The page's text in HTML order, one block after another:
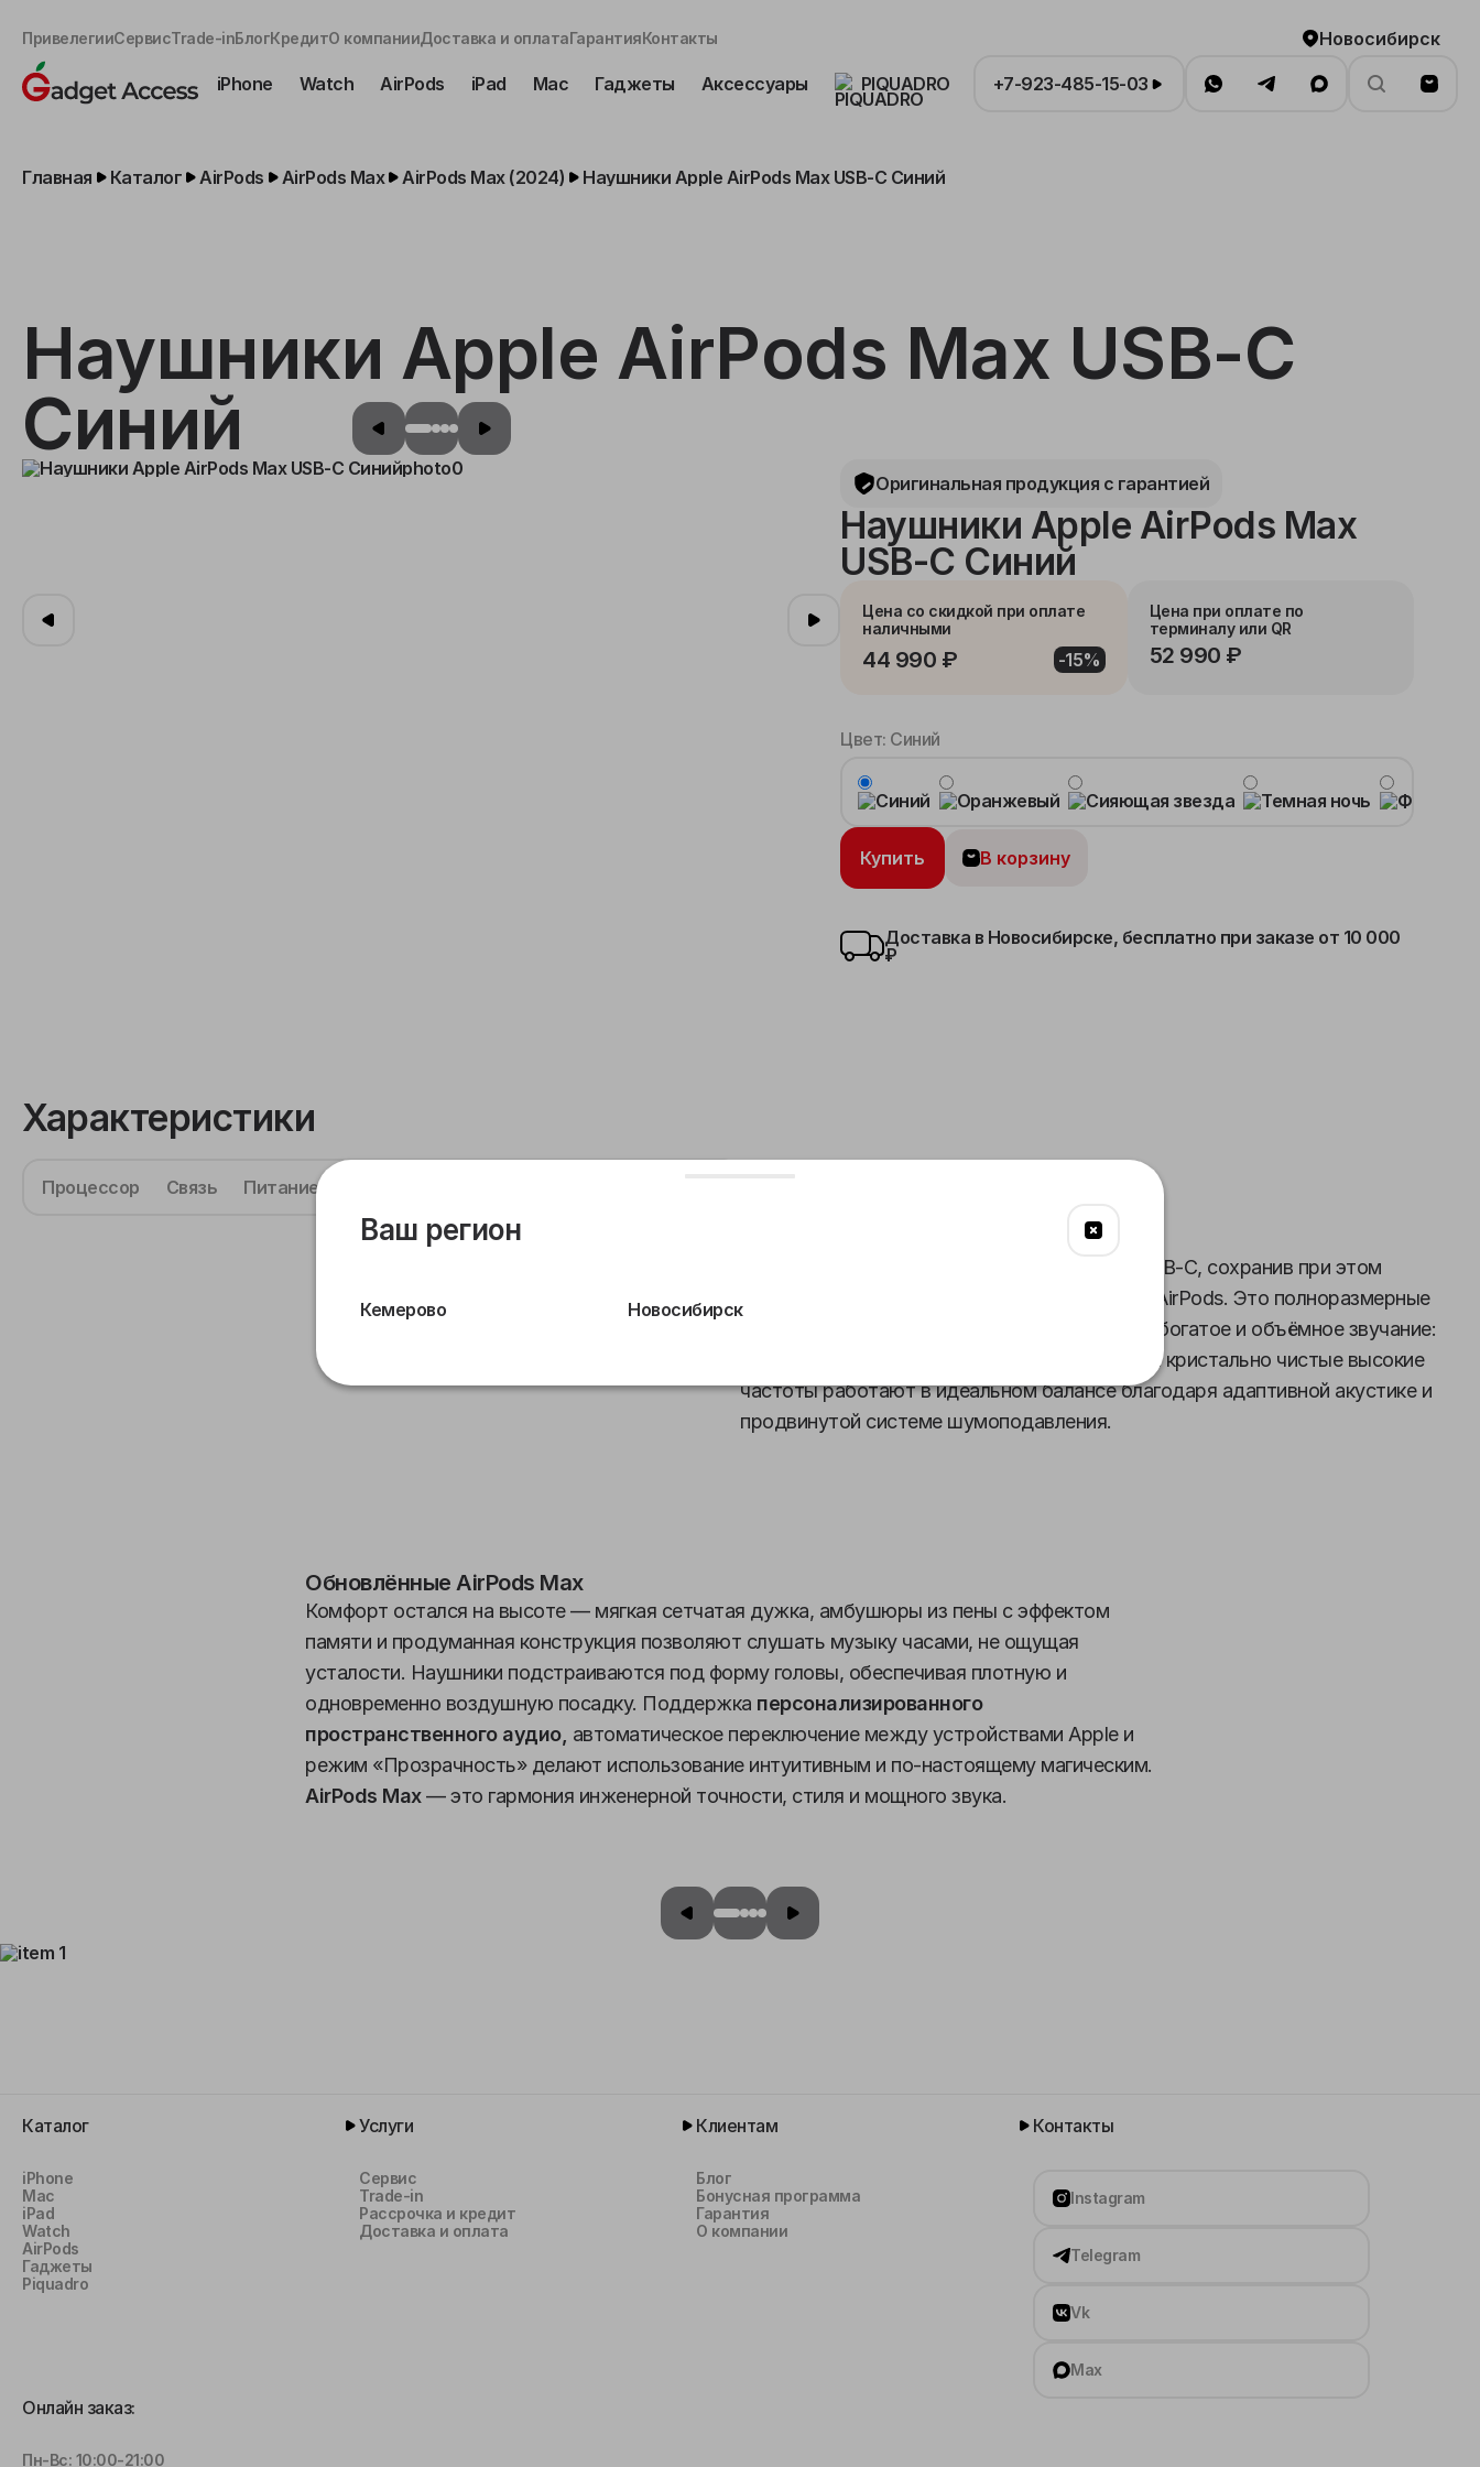
ПривелегииСервисTrade-inБлогКредитО компанииДоставка и оплатаГарантияКонтакты Новосибирск
iPhone Watch AirPods iPad Mac Гаджеты Аксессуары PIQUADRO +7-923-485-15-03
Главная Каталог AirPods AirPods Max AirPods Max (2024) Наушники Apple AirPods Max USB-C Синий
Наушники Apple AirPods Max USB-C
Синий
Оригинальная продукция с гарантией
Наушники Apple AirPods Max
USB-C Синий
Цена со скидкой при оплате
наличными
44 990 ₽ -15%
Цена при оплате по
терминалу или QR
52 990 ₽
Цвет: Синий
Купить В корзину
Доставка в Новосибирске, бесплатно при заказе от 10 000
₽
Характеристики
Процессор Связь Питание Управление
Получили новые стильные цвета и разъём USB-C, сохранив при этом
премиальный дизайн и фирменную простоту AirPods. Это полноразмерные
наушники, которые создают по-настоящему богатое и объёмное звучание:
глубокие басы, детализированная середина и кристально чистые высокие
частоты работают в идеальном балансе благодаря адаптивной акустике и
продвинутой системе шумоподавления.
Обновлённые AirPods Max
Комфорт остался на высоте — мягкая сетчатая дужка, амбушюры из пены с эффектом
памяти и продуманная конструкция позволяют слушать музыку часами, не ощущая
усталости. Наушники подстраиваются под форму головы, обеспечивая плотную и
одновременно воздушную посадку. Поддержка персонализированного
пространственного аудио, автоматическое переключение между устройствами Apple и
режим «Прозрачность» делают использование интуитивным и по-настоящему магическим.
AirPods Max— это гармония инженерной точности, стиля и мощного звука.
Каталог
iPhone
Mac
iPad
Watch
AirPods
Гаджеты
Piquadro
Услуги
Сервис
Trade-in
Рассрочка и кредит
Доставка и оплата
Клиентам
Блог
Бонусная программа
Гарантия
О компании
Контакты
Instagram
Telegram
Vk
Max
Онлайн заказ:
Пн-Вс: 10:00-21:00
Ваш регион
Кемерово Новосибирск